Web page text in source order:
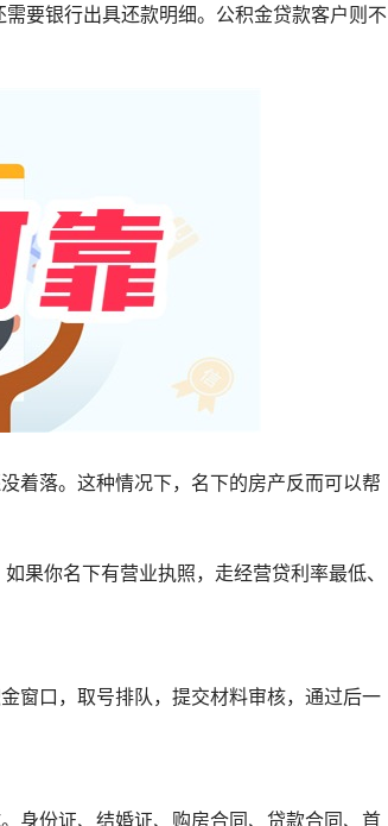
要银行出具还款明细。公积金贷款客户则不
着落。这种情况下，名下的房产反而可以帮
果你名下有营业执照，走经营贷利率最低、
窗口，取号排队，提交材料审核，通过后一
身份证、结婚证、购房合同、贷款合同、首